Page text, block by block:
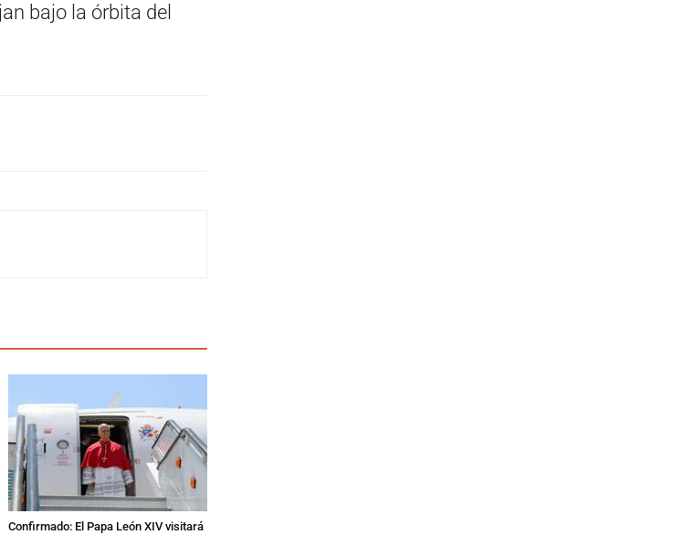
bajo la órbita del
Confirmado: El Papa León XIV visitará